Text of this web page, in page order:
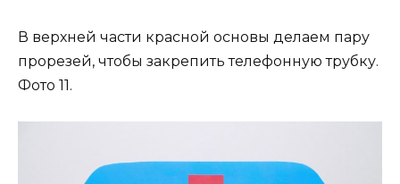
В верхней части красной основы делаем пару
прорезей, чтобы закрепить телефонную трубку.
Фото 11.